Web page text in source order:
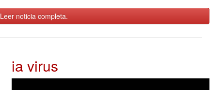
Leer noticia completa.
ia virus